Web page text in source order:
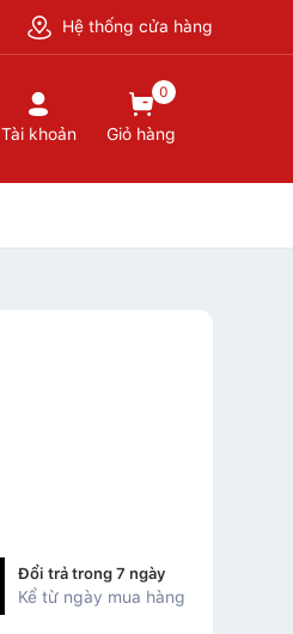
Hệ thống cửa hàng
Tài khoản
0
Giỏ hàng
Đổi trả trong 7 ngày
Kể từ ngày mua hàng